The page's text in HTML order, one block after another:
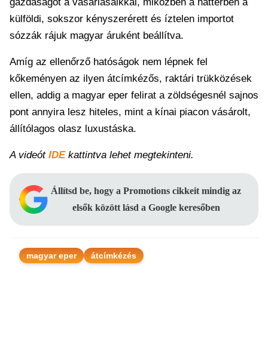
külföldi, sokszor kényszerérett és íztelen importot
sózzák rájuk magyar áruként beállítva.
Amíg az ellenőrző hatóságok nem lépnek fel
kőkeményen az ilyen átcímkézős, raktári trükközések
ellen, addig a magyar eper felirat a zöldségesnél sajnos
pont annyira lesz hiteles, mint a kínai piacon vásárolt,
állítólagos olasz luxustáska.
A videót IDEkattintva lehet megtekinteni.
Állítsd be, hogy a Promotions cikkeit mindig az
elsők között lásd a Google keresőben
magyar eper átcímkézés